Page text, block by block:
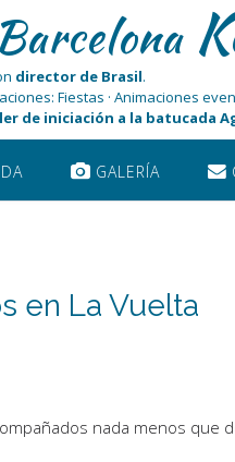
director de Brasil.
Fiestas · Animaciones
de iniciación a la batucada
GALERÍA
en La Vuelta
nada menos que